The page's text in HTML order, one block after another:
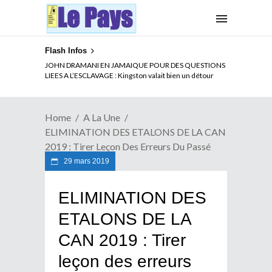
Flash Infos
JOHN DRAMANI EN JAMAIQUE POUR DES QUESTIONS
LIEES A L’ESCLAVAGE : Kingston valait bien un détour
ELECTION DE TALON A LA TETE DU SENAT BENINOIS :
Quand Patrice quitte le pouvoir sans partir !
Home
A La Une
ELIMINATION DES ETALONS DE LA CAN
2019 : Tirer Leçon Des Erreurs Du Passé
29 mars 2019
ELIMINATION DES
ETALONS DE LA
CAN 2019 : Tirer
leçon des erreurs